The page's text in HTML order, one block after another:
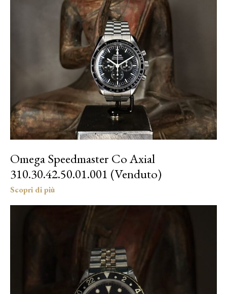
Omega Speedmaster Co Axial
310.30.42.50.01.001 (Venduto)